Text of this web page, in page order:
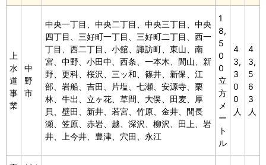
上
水
道
事
業
中
野
市
中央一丁目、中央二丁目、中央三丁目、中央
四丁目、三好町一丁目、三好町二丁目、西一
丁目、西二丁目、小舘、諏訪町、東山、南
宮、中野、小田中、西条、一本木、間山、新
野、更科、桜沢、三ッ和、篠井、新保、江
部、岩船、吉田、片塩、七瀬、安源寺、栗
林、牛出、立ヶ花、草間、大俣、田麦、厚
貝、壁田、新井、若宮、竹原、金井、間長
瀬、笠原、赤岩、越、深沢、柳沢、田上、岩
井、上今井、豊津、穴田、永江
1
8,
5
0
0
立
方
メ
ー
ト
ル
4
3,
3
0
0
人
4
3,
5
6
3
人